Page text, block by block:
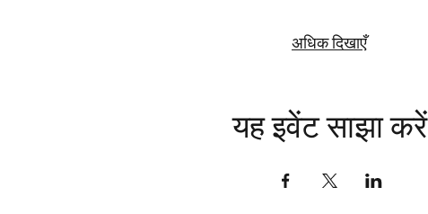
अधिक दिखाएँ
यह इवेंट साझा करें